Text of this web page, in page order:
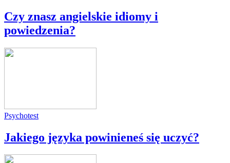
Czy znasz angielskie idiomy i
powiedzenia?
Psychotest
Jakiego języka powinieneś się uczyć?